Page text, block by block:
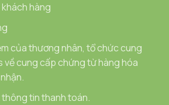
hàng
của thương nhân, tổ chức cung
về cung cấp chứng từ hàng hóa
tin thanh toán.